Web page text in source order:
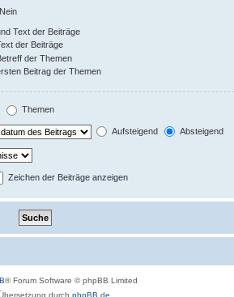
Nein
Text der Beiträge
der Beiträge
der Themen
Beitrag der Themen
Themen
Aufsteigend Absteigend
Zeichen der Beiträge anzeigen
® Forum Software © phpBB Limited
durch phpBB.de